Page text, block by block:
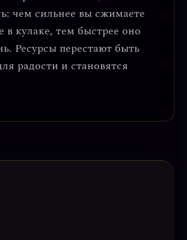
чем сильнее вы сжимаете
в кулаке, тем быстрее оно
. Ресурсы перестают быть
радости и становятся